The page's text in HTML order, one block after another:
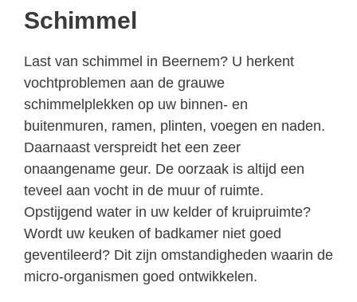
Schimmel
Last van schimmel in Beernem? U herkent
vochtproblemen aan de grauwe
schimmelplekken op uw binnen- en
buitenmuren, ramen, plinten, voegen en naden.
Daarnaast verspreidt het een zeer
onaangename geur. De oorzaak is altijd een
teveel aan vocht in de muur of ruimte.
Opstijgend water in uw kelder of kruipruimte?
Wordt uw keuken of badkamer niet goed
geventileerd? Dit zijn omstandigheden waarin de
micro-organismen goed ontwikkelen.